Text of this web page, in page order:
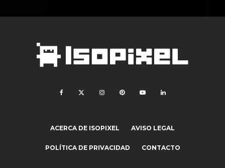
ACERCA DE ISOPIXEL AVISO LEGAL
POLÍTICA DE PRIVACIDAD CONTACTO